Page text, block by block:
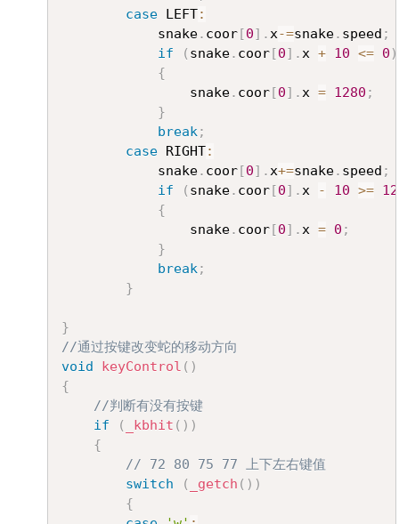
case LEFT:
			snake
. coor[0] .x-=snake. speed ;
if
( snake. coor[0] .x + 10 <= 0 )
{
				snake
. coor[0] .x = 1280 ;
}
break;
case RIGHT:
			snake
. coor[0] .x+=snake. speed ;
if
( snake. coor[0] .x - 10 >=
{
				snake
. coor[0] .x = 0 ;
}
break;
}
}
//通过按键改变蛇的移动方向
void
keyControl ( )
{
//判断有没有按键
if
( _kbhit ( ) )
{
// 72 80 75 77 上下左右键值
switch
( _getch ( ) )
{